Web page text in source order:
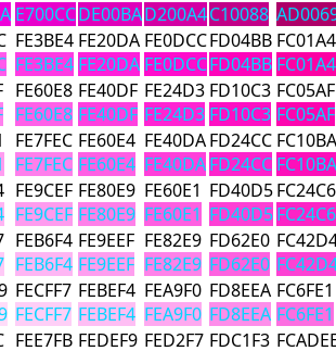
E700CCDE00BAD200A4C10088
FE3BE4
FE3BE4
FE20DA
FE20DA
FE0DCC
FE0DCC
FD04BB
FD04BB
FC01A4
FC01A4
FE60E8
FE60E8
FE40DF
FE40DF
FE24D3
FE24D3
FD10C3
FD10C3
FC05AF
FC05AF
FE7FEC
FE7FEC
FE60E4
FE60E4
FE40DA
FE40DA
FD24CC
FD24CC
FC10BA
FC10BA
FE9CEF
FE9CEF
FE80E9
FE80E9
FE60E1
FE60E1
FD40D5
FD40D5
FC24C6
FC24C6
FEB6F4
FEB6F4
FE9EEF
FE9EEF
FE82E9
FE82E9
FD62E0
FD62E0
FECFF7
FECFF7
FEBEF4
FEBEF4
FEA9F0
FEA9F0
FD8EEA
FD8EEA
FC6FE1
FC6FE1
FEE7FB FEDEF9 FED2F7 FDC1F3